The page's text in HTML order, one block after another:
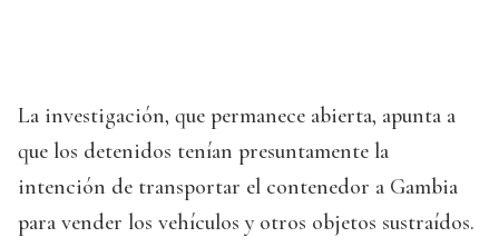
La investigación, que permanece abierta, apunta a
que los detenidos tenían presuntamente la
intención de transportar el contenedor a Gambia
para vender los vehículos y otros objetos sustraídos.